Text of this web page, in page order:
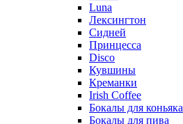
Luna
Лексингтон
Сидней
Принцесса
Disco
Кувшины
Креманки
Irish Coffee
Бокалы для коньяка
Бокалы для пива